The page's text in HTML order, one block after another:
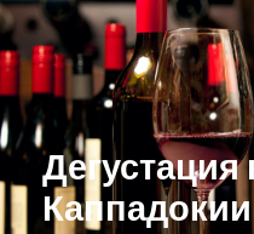
Дегустация
Каппадокии